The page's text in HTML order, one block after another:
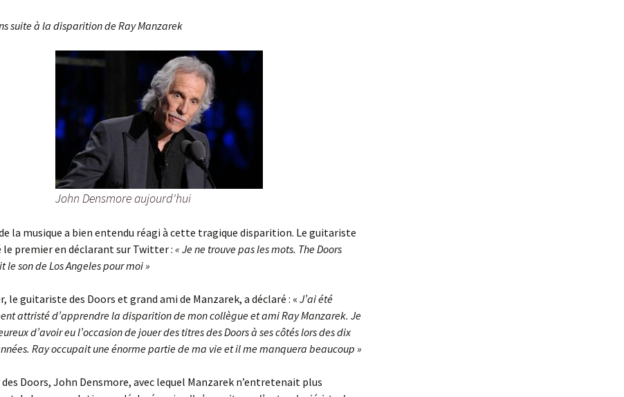
suite à la disparition de Ray Manzarek
John Densmore aujourd'hui
la musique a bien entendu réagi à cette tragique disparition. Le guitariste
le premier en déclarant sur Twitter : « Je ne trouve pas les mots. The Doors
le son de Los Angeles pour moi »
le guitariste des Doors et grand ami de Manzarek, a déclaré : « J’ai été
attristé d’apprendre la disparition de mon collègue et ami Ray Manzarek. Je
d’avoir eu l’occasion de jouer des titres des Doors à ses côtés lors des dix
Ray occupait une énorme partie de ma vie et il me manquera beaucoup »
Doors, John Densmore, avec lequel Manzarek n’entretenait plus